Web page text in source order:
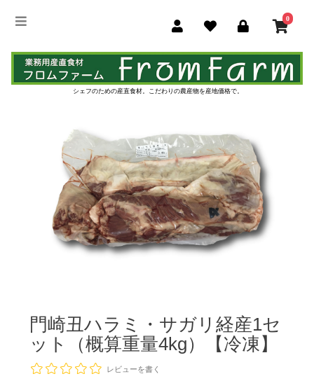
0
シェフのための産直食材。 こだわりの農産物を産地価格で。
門崎丑ハラミ・サガリ経産1セ
ット（概算重量4kg）【冷凍】
レビューを書く